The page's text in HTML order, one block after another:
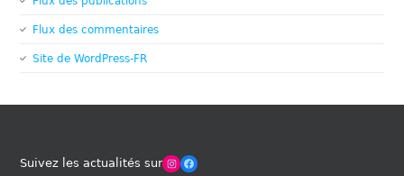
Flux des commentaires
Site de WordPress-FR
Suivez les actualités surWinches Club OfficielFacebook